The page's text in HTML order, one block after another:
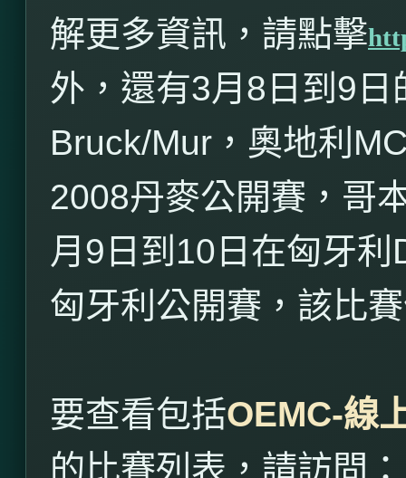
解更多資訊，請點擊
外，還有3月 8 日到 9
Bruck/Mur ，奧地利
2008丹麥公開賽，哥
月 9 日到 10 日在匈牙利
匈牙利公開賽，該比
要查看包括OEMC-線
的比賽列表，請訪問：